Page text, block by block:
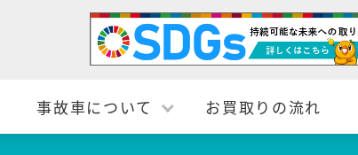
事故車について お買取りの流れ